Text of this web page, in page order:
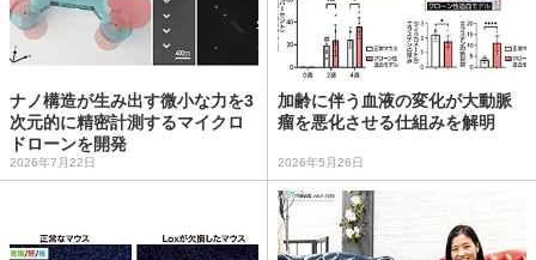
ナノ構造が生み出す微小な力を3
次元的に精密計測するマイクロ
ドローンを開発
2026年7月22日
加齢に伴う血液の変化が大動脈
瘤を悪化させる仕組みを解明
2026年5月26日